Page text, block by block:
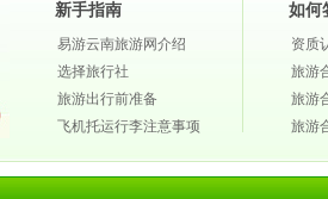
新手指南
易游云南旅游网介绍
选择旅行社
旅游出行前准备
飞机托运行李注意事项
如何
资质
旅游
旅游
旅游